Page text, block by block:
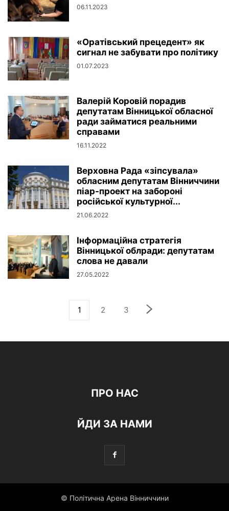
06.11.2023
«Оратівський прецедент» як
сигнал не забувати про політику
01.07.2023
Валерій Коровій порадив
депутатам Вінницької обласної
ради займатися реальними
справами
16.11.2022
Верховна Рада «зіпсувала»
обласним депутатам Вінниччини
піар-проект на забороні
російської культурної...
21.06.2022
Інформаційна стратегія
Вінницької облради: депутатам
слова не давали
27.05.2022
1 2 3
ПРО НАС
ЙДИ ЗА НАМИ
© Політична Арена Вінниччини